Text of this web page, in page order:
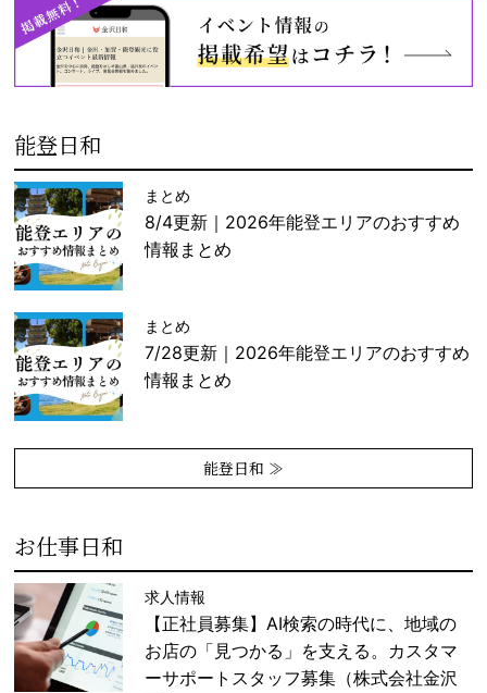
能登日和
まとめ
8/4更新｜2026年能登エリアのおすすめ
情報まとめ
まとめ
7/28更新｜2026年能登エリアのおすすめ
情報まとめ
能登日和 ≫
お仕事日和
求人情報
【正社員募集】AI検索の時代に、地域の
お店の「見つかる」を支える。カスタマ
ーサポートスタッフ募集（株式会社金沢